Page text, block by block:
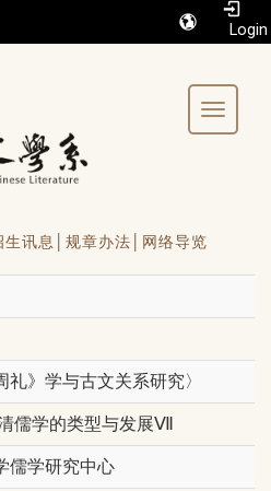
Toggle
生讯息│ 规章办法│ 网络导览
礼》学与古文关系研究〉
儒学的类型与发展Ⅶ
儒学研究中心